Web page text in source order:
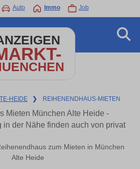
Auto Immo Job
HEIDE ❯ REIHENENDHAUS-MIETEN
Mieten München Alte Heide -
in der Nähe finden auch von privat
zum Mieten in München
Alte Heide